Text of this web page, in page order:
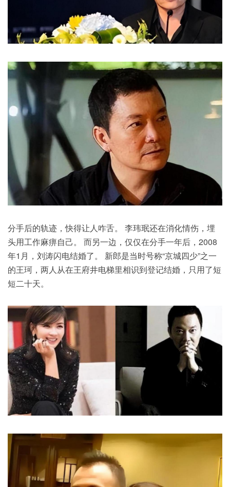
分手后的轨迹，快得让人咋舌。 李玮珉还在消化情伤，埋
头用工作麻痹自己。 而另一边，仅仅在分手一年后，2008
年1月，刘涛闪电结婚了。 新郎是当时号称“京城四少”之一
的王珂，两人从在王府井电梯里相识到登记结婚，只用了短
短二十天。